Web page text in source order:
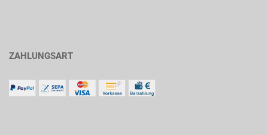
ZAHLUNGSART